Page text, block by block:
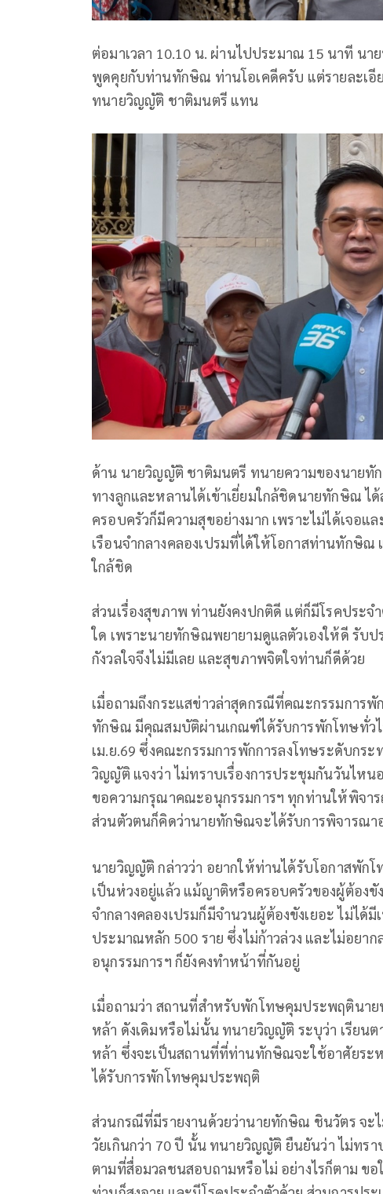
ต่อมาเวลา 10.10 น. ผ่านไปประมาณ 15 นาที นา
พูดคุยกับท่านทักษิณ ท่านโอเคดีครับ แต่รายละเ
ทนายวิญญัติ ชาติมนตรี แทน
ด้าน นายวิญญัติ ชาติมนตรี ทนายความของนายทั
ทางลูกและหลานได้เข้าเยี่ยมใกล้ชิดนายทักษิณ
ครอบครัวก็มีความสุขอย่างมาก เพราะไม่ได้เจอ
เรือนจำกลางคลองเปรมที่ได้ให้โอกาสท่านทักษิณ
ใกล้ชิด
ส่วนเรื่องสุขภาพ ท่านยังคงปกติดี แต่ก็มีโรคประจ
ใด เพราะนายทักษิณพยายามดูแลตัวเองให้ดี รับ
กังวลใจจึงไม่มีเลย และสุขภาพจิตใจท่านก็ดีด้วย
เมื่อถามถึงกระแสข่าวล่าสุดกรณีที่คณะกรรมการ
ทักษิณ มีคุณสมบัติผ่านเกณฑ์ได้รับการพักโทษทั่วไ
เม.ย.69 ซึ่งคณะกรรมการพักการลงโทษระดับกร
วิญญัติ แจงว่า ไม่ทราบเรื่องการประชุมกันวันไห
ขอความกรุณาคณะอนุกรรมการฯ ทุกท่านให้พิจา
ส่วนตัวตนก็คิดว่านายทักษิณจะได้รับการพิจารณาอ
นายวิญญัติ กล่าวว่า อยากให้ท่านได้รับโอกาสพัก
เป็นห่วงอยู่แล้ว แม้ญาติหรือครอบครัวของผู้ต้องขั
จำกลางคลองเปรมก็มีจำนวนผู้ต้องขังเยอะ ไม่ได้
ประมาณหลัก 500 ราย ซึ่งไม่ก้าวล่วง และไม่อยา
อนุกรรมการฯ ก็ยังคงทำหน้าที่กันอยู่
เมื่อถามว่า สถานที่สำหรับพักโทษคุมประพฤตินา
หล้า ดังเดิมหรือไม่นั้น ทนายวิญญัติ ระบุว่า เรียน
หล้า ซึ่งจะเป็นสถานที่ที่ท่านทักษิณจะใช้อาศัยร
ได้รับการพักโทษคุมประพฤติ
ส่วนกรณีที่มีรายงานด้วยว่านายทักษิณ ชินวัตร จะไ
วัยเกินกว่า 70 ปี นั้น ทนายวิญญัติ ยืนยันว่า ไม่ทรา
ตามที่สื่อมวลชนสอบถามหรือไม่ อย่างไรก็ตาม ข